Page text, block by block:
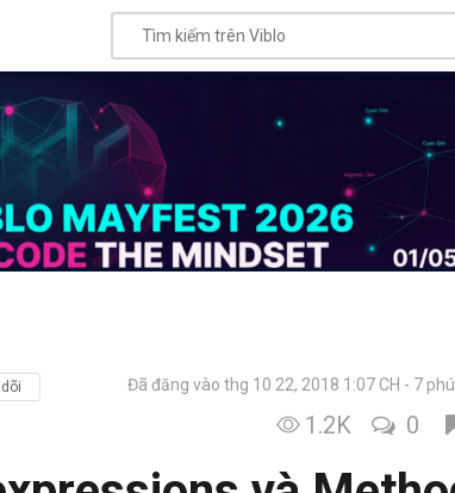
Đã đăng vào thg 10 22, 2018 1:07 CH 7
1.2K 0